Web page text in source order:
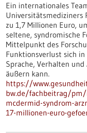
Ein internationales
Universitätsmediziners
zu 1,7 Millionen Euro,
seltene, syndromische
Mittelpunkt des
Funktionsverlust sich
Sprache, Verhalten
äußern kann.
https://
bw.de/fachbeitrag/
mcdermid-syndrom-
17-millionen-euro-